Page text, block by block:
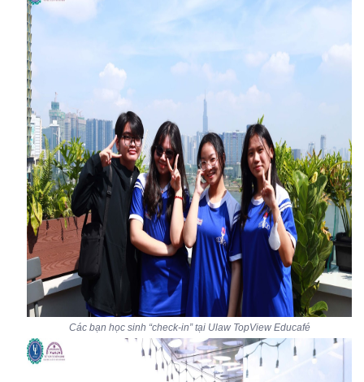
Các bạn học sinh “check-in” tại Ulaw TopView Educafé